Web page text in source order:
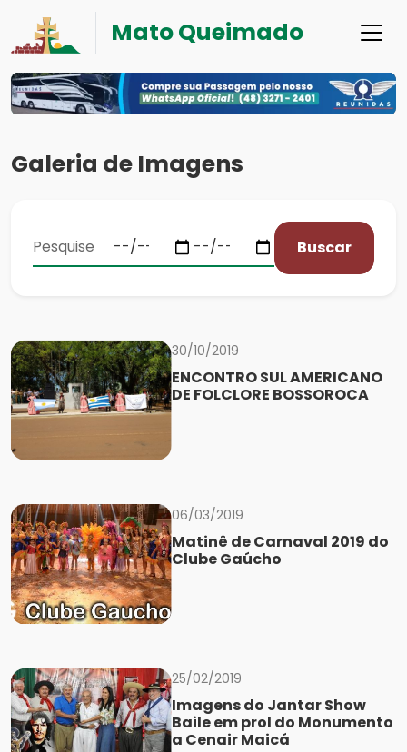
Mato Queimado
Galeria de Imagens
Buscar
30/10/2019
ENCONTRO SUL AMERICANO
DE FOLCLORE BOSSOROCA
06/03/2019
Matinê de Carnaval 2019 do
Clube Gaúcho
25/02/2019
Imagens do Jantar Show
Baile em prol do Monumento
a Cenair Maicá